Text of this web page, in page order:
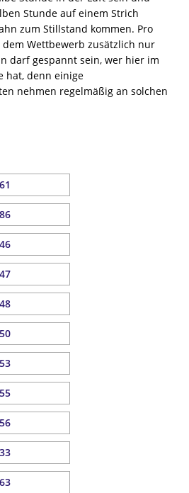
Stunde auf einem Strich
zum Stillstand kommen. Pro
Wettbewerb zusätzlich nur
darf gespannt sein, wer hier im
hat, denn einige
nehmen regelmäßig an solchen